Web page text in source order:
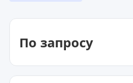
По запросу